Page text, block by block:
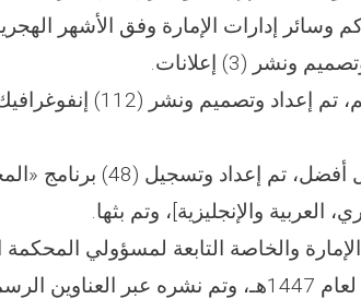
وسائر إدارات الإمارة وفق الأشهر
ونشر (3) إعلانات.
6- فيما يتعلق بالأنشطة القضائية للمحاكم، تم إعداد وتصميم
7- بهدف إبراز أنشطة محاكم البلاد بشكل أفضل،
العربية والإنجليزية]، وتم بثها.
9- تم إعداد وتصميم التقويم ربع السنوي لعام 1447هـ، وتم نشره